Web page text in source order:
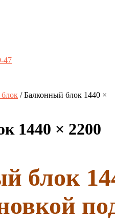
47
/ Балконный блок 1440 ×
1440 × 2200
блок